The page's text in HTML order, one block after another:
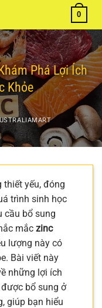
0
Phá Lợi Ích
Khỏe
thiết yếu, đóng
trình sinh học
cầu bổ sung
mắc zinc
lượng này có
Bài viết này
những lợi ích
bổ sung ở
giúp bạn hiểu